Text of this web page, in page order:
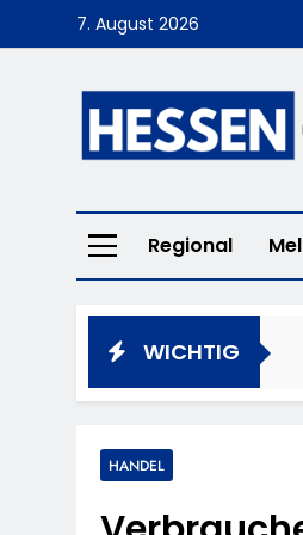
to
7. August 2026
Regional
WICHTIG
HANDEL